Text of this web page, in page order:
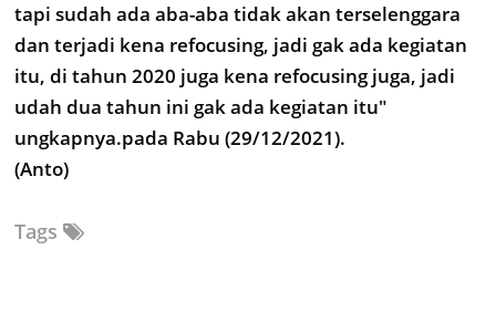
tapi sudah ada aba-aba tidak akan terselenggara
dan terjadi kena refocusing, jadi gak ada kegiatan
itu, di tahun 2020 juga kena refocusing juga, jadi
udah dua tahun ini gak ada kegiatan itu"
ungkapnya.pada Rabu (29/12/2021).
(Anto)
Tags